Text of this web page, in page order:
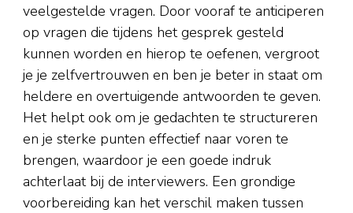
veelgestelde vragen. Door vooraf te anticiperen
op vragen die tijdens het gesprek gesteld
kunnen worden en hierop te oefenen, vergroot
je je zelfvertrouwen en ben je beter in staat om
heldere en overtuigende antwoorden te geven.
Het helpt ook om je gedachten te structureren
en je sterke punten effectief naar voren te
brengen, waardoor je een goede indruk
achterlaat bij de interviewers. Een grondige
voorbereiding kan het verschil maken tussen